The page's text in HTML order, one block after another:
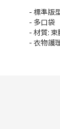
- 標準版
- 多口袋
- 材質:
- 衣物護